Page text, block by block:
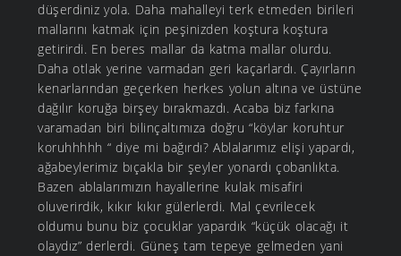
düşerdiniz yola. Daha mahalleyi terk etmeden birileri
mallarını katmak için peşinizden koştura koştura
getirirdi. En beres mallar da katma mallar olurdu.
Daha otlak yerine varmadan geri kaçarlardı. Çayırların
kenarlarından geçerken herkes yolun altına ve üstüne
dağılır koruğa birşey bırakmazdı. Acaba biz farkına
varamadan biri bilinçaltımıza doğru “köylar koruhtur
koruhhhhh “ diye mi bağırdı? Ablalarımız elişi yapardı,
ağabeylerimiz bıçakla bir şeyler yonardı çobanlıkta.
Bazen ablalarımızın hayallerine kulak misafiri
oluverirdik, kıkır kıkır gülerlerdi. Mal çevrilecek
oldumu bunu biz çocuklar yapardık “küçük olacağı it
olaydız” derlerdi. Güneş tam tepeye gelmeden yani